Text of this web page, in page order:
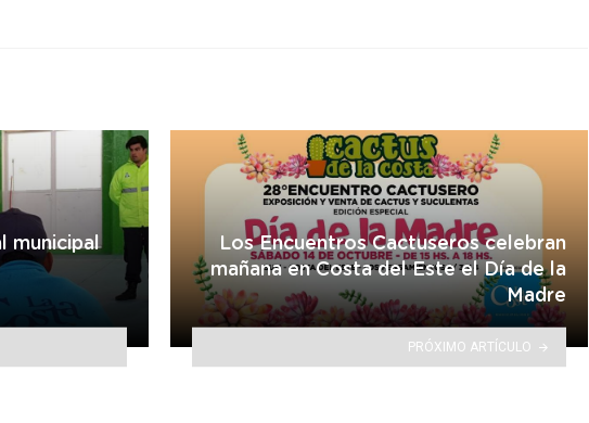
municipal
Los Encuentros Cactuseros celebran
mañana en Costa del Este el Día de la
Madre
PRÓXIMO ARTÍCULO